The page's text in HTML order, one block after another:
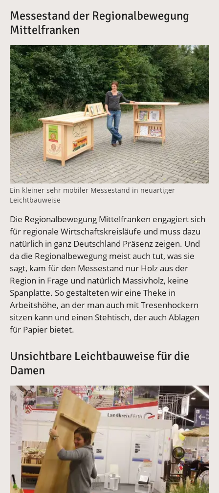
Messestand der Regionalbewegung
Mittelfranken
Vergrößerte Version anzeigen
Ein kleiner sehr mobiler Messestand in neuartiger
Leichtbauweise
Die Regionalbewegung Mittelfranken engagiert sich
für regionale Wirtschaftskreisläufe und muss dazu
natürlich in ganz Deutschland Präsenz zeigen. Und
da die Regionalbewegung meist auch tut, was sie
sagt, kam für den Messestand nur Holz aus der
Region in Frage und natürlich Massivholz, keine
Spanplatte. So gestalteten wir eine Theke in
Arbeitshöhe, an der man auch mit Tresenhockern
sitzen kann und einen Stehtisch, der auch Ablagen
für Papier bietet.
Unsichtbare Leichtbauweise für die
Damen